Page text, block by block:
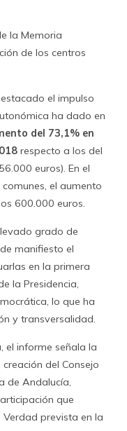
la Memoria
de los centros
el impulso
ha dado en
del 73,1% en
respecto a los del
euros). En el
el aumento
600.000 euros.
grado de
manifiesto el
en la primera
la Presidencia,
lo que ha
y transversalidad.
el informe señala la
del Consejo
de Andalucía,
que
prevista en la